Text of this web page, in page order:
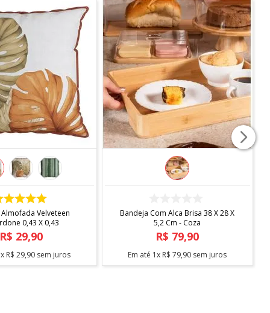
COMPRAR
Velveteen
0,43 X 0,43
R$ 29,90
x R$ 29,90 sem juros
Bandeja Com Alca Brisa 38 X 28 X
5,2 Cm - Coza
R$ 79,90
Em até 1x R$ 79,90 sem juros